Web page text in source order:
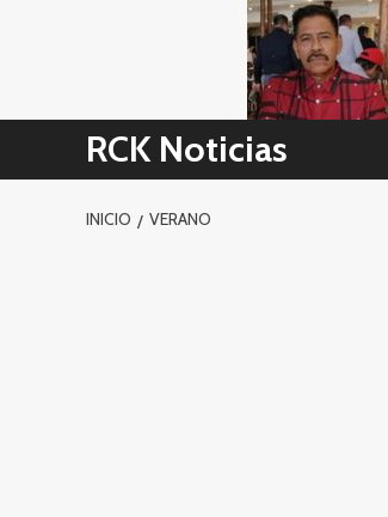
RCK Noticias
INICIO VERANO